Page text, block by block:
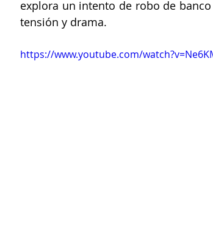
explora un intento de robo de
tensión y drama.
https://www.youtube.com/